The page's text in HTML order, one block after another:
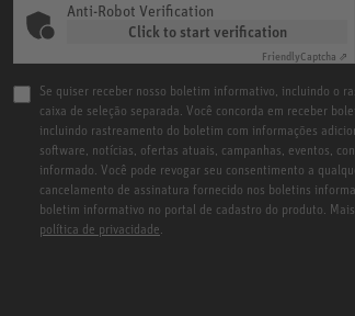
Anti-Robot Verification
Click to start verification
FriendlyCaptcha ⇗
Se quiser receber nosso boletim informativo, incluindo o
caixa de seleção separada. Você concorda em receber
incluindo rastreamento do boletim com informações
software, notícias, ofertas atuais, campanhas, eventos,
informado. Você pode revogar seu consentimento a
cancelamento de assinatura fornecido nos boletins
boletim informativo no portal de cadastro do produto.
política de privacidade.